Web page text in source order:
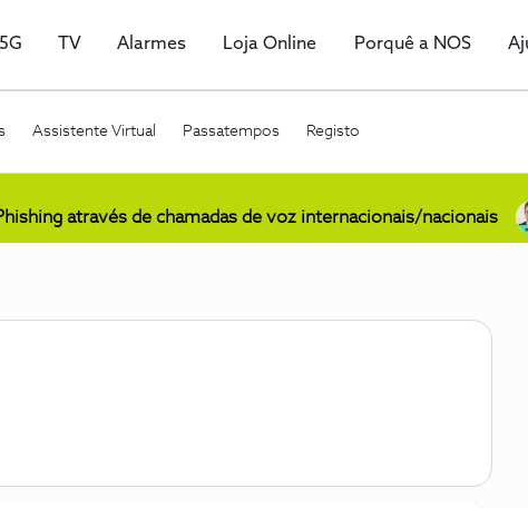
TV Alarmes Loja Online Porquê a NOS
Assistente Virtual Passatempos Registo
através de chamadas de voz internacionais/nacionais